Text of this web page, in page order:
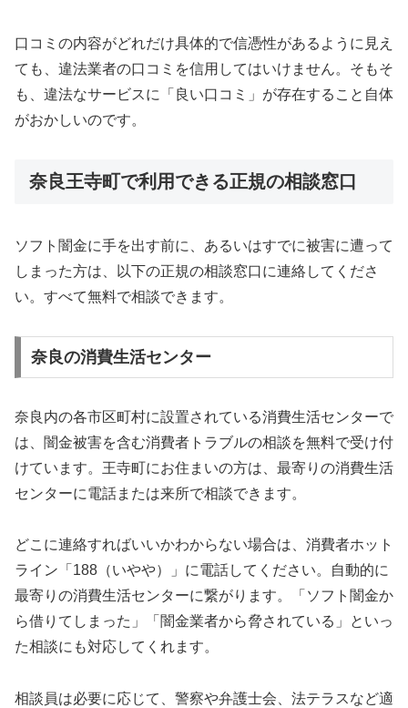
口コミの内容がどれだけ具体的で信憑性があるように見え
ても、違法業者の口コミを信用してはいけません。そもそ
も、違法なサービスに「良い口コミ」が存在すること自体
がおかしいのです。
奈良王寺町で利用できる正規の相談窓口
ソフト闇金に手を出す前に、あるいはすでに被害に遭って
しまった方は、以下の正規の相談窓口に連絡してくださ
い。すべて無料で相談できます。
奈良の消費生活センター
奈良内の各市区町村に設置されている消費生活センターで
は、闇金被害を含む消費者トラブルの相談を無料で受け付
けています。王寺町にお住まいの方は、最寄りの消費生活
センターに電話または来所で相談できます。
どこに連絡すればいいかわからない場合は、消費者ホット
ライン「188（いやや）」に電話してください。自動的に
最寄りの消費生活センターに繋がります。「ソフト闇金か
ら借りてしまった」「闇金業者から脅されている」といっ
た相談にも対応してくれます。
相談員は必要に応じて、警察や弁護士会、法テラスなど適